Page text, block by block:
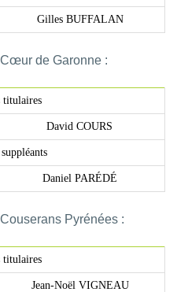
Gilles BUFFALAN
de Garonne :
titulaires
David COURS
Daniel PARÉDÉ
Pyrénées :
titulaires
Jean-Noël VIGNEAU